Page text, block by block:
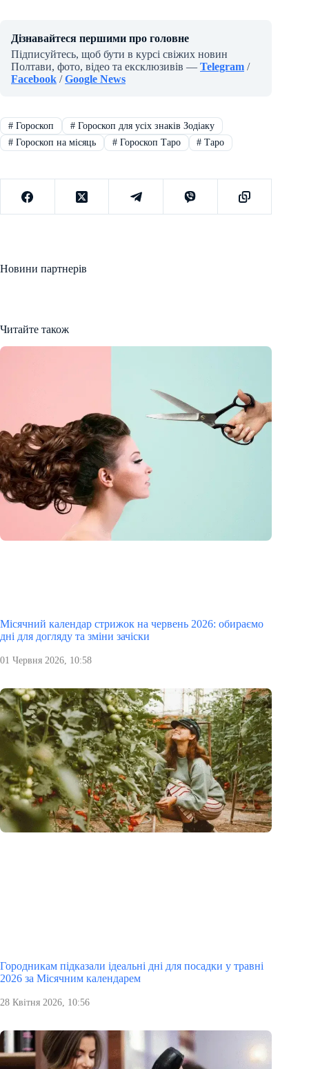
Дізнавайтеся першими про головне
Підписуйтесь, щоб бути в курсі свіжих новин
Полтави, фото, відео та ексклюзивів — Telegram /
Facebook /Google News
#Гороскоп #Гороскоп для усіх знаків Зодіаку
#Гороскоп на місяць #Гороскоп Таро # Таро
Новини партнерів
Читайте також
Місячний календар стрижок на червень 2026: обираємо
дні для догляду та зміни зачіски
01 Червня 2026, 10:58
Городникам підказали ідеальні дні для посадки у травні
2026 за Місячним календарем
28 Квітня 2026, 10:56